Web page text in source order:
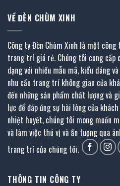
VỀ ĐÈN CHÙM XINH
Công ty Đèn Chùm Xinh là một công
trang trí giá rẻ. Chúng tôi cung cấp
dạng với nhiều mẫu mã, kiểu dáng
nhu cầu trang trí không gian của
đến những sản phẩm chất lượng và
lực để đáp ứng sự hài lòng của
nhiệt huyết, chúng tôi mong muốn
và làm việc thú vị và ấn tượng qua
trang trí của chúng tôi.
THÔNG TIN CÔNG TY